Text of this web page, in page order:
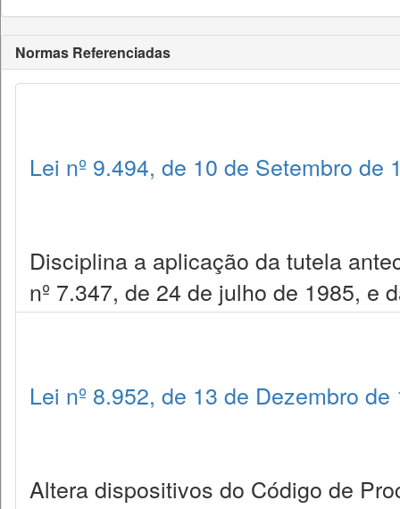
Normas Referenciadas
Lei nº 9.494, de 10 de Setembro de
Disciplina a aplicação da tutela
nº 7.347, de 24 de julho de 1985, e
Lei nº 8.952, de 13 de Dezembro de
Altera dispositivos do Código de